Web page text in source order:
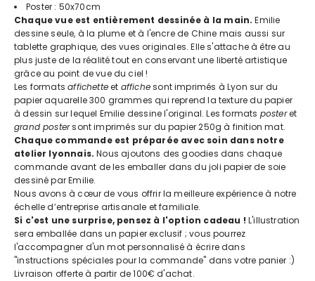
Poster : 50x70cm
Chaque vue est entièrement dessinée à la main.Emilie
dessine seule, à la plume et à l'encre de Chine mais aussi sur
tablette graphique, des vues originales. Elle s'attache à être au
plus juste de la réalité tout en conservant une liberté artistique
grâce au point de vue du ciel !
Les formats affichetteet affichesont imprimés à Lyon sur du
papier aquarelle 300 grammes qui reprend la texture du papier
à dessin sur lequel Emilie dessine l'original. Les formats posteret
grand postersont imprimés sur du papier 250g à finition mat.
Chaque commande est préparée avec soin dans notre
atelier lyonnais. Nous ajoutons des goodies dans chaque
commande avant de les emballer dans du joli papier de soie
dessiné par Emilie.
Nous avons à cœur de vous offrir la meilleure expérience à notre
échelle d’entreprise artisanale et familiale.
Si c'est une surprise, pensez à l'option cadeau ! L'illustration
sera emballée dans un papier exclusif ; vous pourrez
l'accompagner d'un mot personnalisé à écrire dans
"instructions spéciales pour la commande" dans votre panier :)
Livraison offerte à partir de 100€ d'achat.